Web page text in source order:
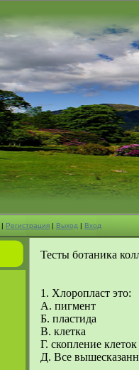
| Регистрация | Выход | Вход
Тесты ботаника
1. Хлоропласт это:
А. пигмент
Б. пластида
В. клетка
Г. скопление клеток
Д. Все